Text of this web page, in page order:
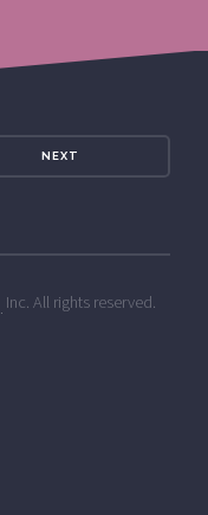
NEXT
Inc. All rights reserved.